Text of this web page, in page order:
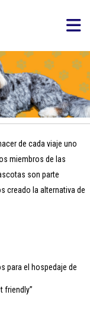
de cada viaje uno
miembros de las
son parte
creado la alternativa de
para el hospedaje de
friendly”